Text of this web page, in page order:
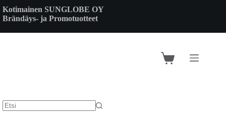
to
content
Kotimainen SUNGLOBE OY
Brändäys- ja Promotuotteet
Shopping